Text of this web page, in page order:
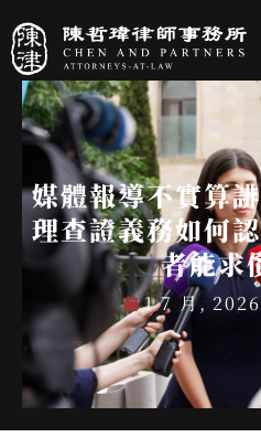
媒體報導不實算
理查證義務如何
者能求
1 7 月, 2026